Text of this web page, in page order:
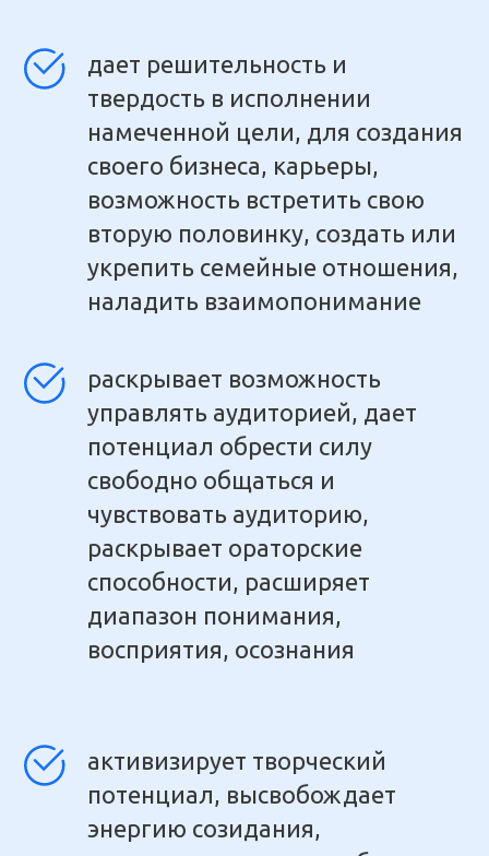
дает решительность и
твердость в исполнении
намеченной цели, для создания
своего бизнеса, карьеры,
возможность встретить свою
вторую половинку, создать или
укрепить семейные отношения,
наладить взаимопонимание
раскрывает возможность
управлять аудиторией, дает
потенциал обрести силу
свободно общаться и
чувствовать аудиторию,
раскрывает ораторские
способности, расширяет
диапазон понимания,
восприятия, осознания
активизирует творческий
потенциал, высвобождает
энергию созидания,